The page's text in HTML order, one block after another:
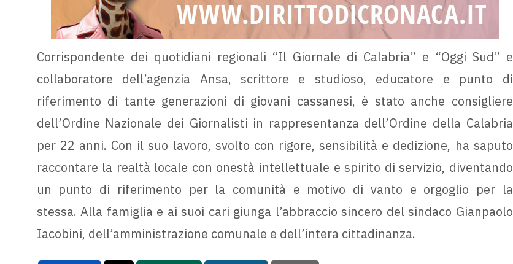
Corrispondente dei quotidiani regionali “Il Giornale di Calabria” e “Oggi Sud” e
collaboratore dell’agenzia Ansa, scrittore e studioso, educatore e punto di
riferimento di tante generazioni di giovani cassanesi, è stato anche consigliere
dell’Ordine Nazionale dei Giornalisti in rappresentanza dell’Ordine della Calabria
per 22 anni. Con il suo lavoro, svolto con rigore, sensibilità e dedizione, ha saputo
raccontare la realtà locale con onestà intellettuale e spirito di servizio, diventando
un punto di riferimento per la comunità e motivo di vanto e orgoglio per la
stessa. Alla famiglia e ai suoi cari giunga l’abbraccio sincero del sindaco Gianpaolo
Iacobini, dell’amministrazione comunale e dell’intera cittadinanza.